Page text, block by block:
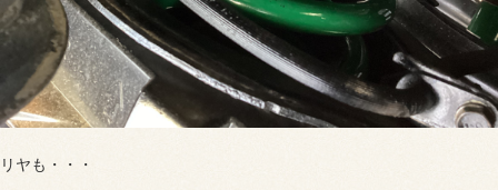
リヤも・・・